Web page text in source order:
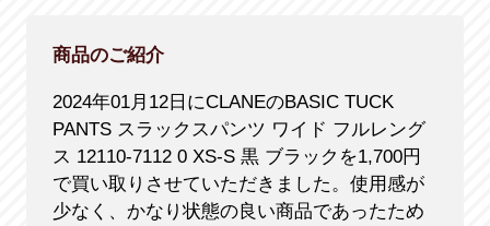
商品のご紹介
2024年01月12日にCLANEのBASIC TUCK
PANTS スラックスパンツ ワイド フルレング
ス 12110-7112 0 XS-S 黒 ブラックを1,700円
で買い取りさせていただきました。使用感が
少なく、かなり状態の良い商品であったため